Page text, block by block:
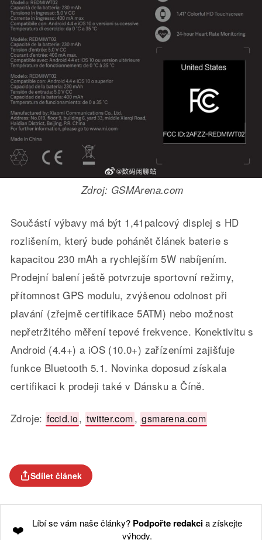
Zdroj: GSMArena.com
Součástí výbavy má být 1,41palcový displej s HD
rozlišením, který bude pohánět článek baterie s
kapacitou 230 mAh a rychlejším 5W nabíjením.
Prodejní balení ještě potvrzuje sportovní režimy,
přítomnost GPS modulu, zvýšenou odolnost při
plavání (zřejmě certifikace 5ATM) nebo možnost
nepřetržitého měření tepové frekvence. Konektivitu s
Android (4.4+) a iOS (10.0+) zařízeními zajišťuje
funkce Bluetooth 5.1. Novinka doposud získala
certifikaci k prodeji také v Dánsku a Číně.
Zdroje: fccid.io, twitter.com, gsmarena.com
Sdílet článek
❤️ Líbí se vám naše články? Podpořte redakcia získejte
výhody.